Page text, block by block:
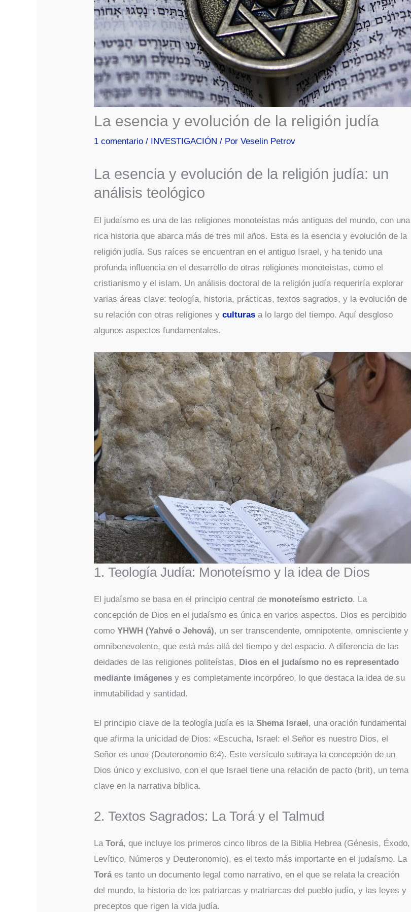
La esencia y evolución de la religión judía
1 comentario / INVESTIGACIÓN / PorVeselin Petrov
La esencia y evolución de la religión judía: un
análisis teológico
El judaísmo es una de las religiones monoteístas más antiguas del mundo, con una
rica historia que abarca más de tres mil años. Esta es la esencia y evolución de la
religión judía. Sus raíces se encuentran en el antiguo Israel, y ha tenido una
profunda influencia en el desarrollo de otras religiones monoteístas, como el
cristianismo y el islam. Un análisis doctoral de la religión judía requeriría explorar
varias áreas clave: teología, historia, prácticas, textos sagrados, y la evolución de
su relación con otras religiones yculturas a lo largo del tiempo. Aquí desgloso
algunos aspectos fundamentales.
1. Teología Judía: Monoteísmo y la idea de Dios
El judaísmo se basa en el principio central de monoteísmo estricto. La
concepción de Dios en el judaísmo es única en varios aspectos. Dios es percibido
comoYHWH (Yahvé o Jehová), un ser transcendente, omnipotente, omnisciente y
omnibenevolente, que está más allá del tiempo y del espacio. A diferencia de las
deidades de las religiones politeístas, Dios en el judaísmo no es representado
mediante imágenes y es completamente incorpóreo, lo que destaca la idea de su
inmutabilidad y santidad.
El principio clave de la teología judía es laShema Israel, una oración fundamental
que afirma la unicidad de Dios: «Escucha, Israel: el Señor es nuestro Dios, el
Señor es uno» (Deuteronomio 6:4). Este versículo subraya la concepción de un
Dios único y exclusivo, con el que Israel tiene una relación de pacto (brit), un tema
clave en la narrativa bíblica.
2. Textos Sagrados: La Torá y el Talmud
LaTorá, que incluye los primeros cinco libros de la Biblia Hebrea (Génesis, Éxodo,
Levítico, Números y Deuteronomio), es el texto más importante en el judaísmo. La
Toráes tanto un documento legal como narrativo, en el que se relata la creación
del mundo, la historia de los patriarcas y matriarcas del pueblo judío, y las leyes y
preceptos que rigen la vida judía.